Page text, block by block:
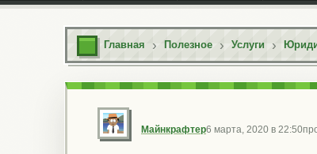
Главная Полезное Услуги
Майнкрафтер6 марта, 2020 в 22:50